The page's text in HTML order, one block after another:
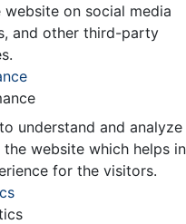
on social media
and other third-party
understand and analyze
website which helps in
for the visitors.